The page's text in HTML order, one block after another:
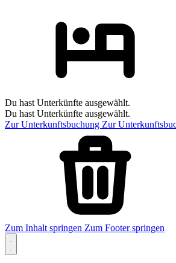
Du hast Unterkünfte ausgewählt.
Du hast Unterkünfte ausgewählt.
Zur Unterkunftsbuchung Zur
Zum Inhalt springen Zum Footer springen